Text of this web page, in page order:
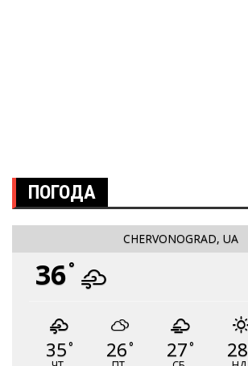
ПОГОДА
CHERVONOGRAD, UA
36°
35° 26° 27° 28